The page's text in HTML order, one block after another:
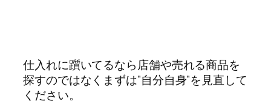
仕入れに躓いてるなら店舗や売れる商品を
探すのではなくまずは”自分自身”を見直して
ください。